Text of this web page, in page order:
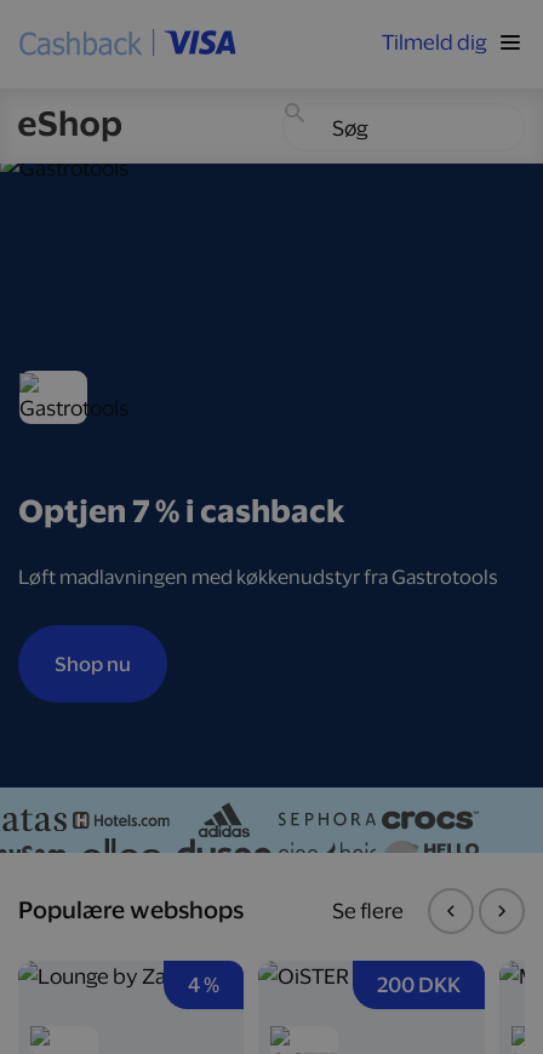
Tilmeld dig
Optjen 7 % i cashback
Løft madlavningen med køkkenudstyr fra Gastrotools
Shop nu
Populære webshops
4 % 200 DKK
Se flere